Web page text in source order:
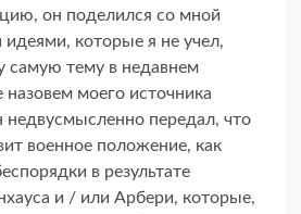
он поделился со мной
которые я не учел,
самую тему в недавнем
моего источника
недвусмысленно передал, что
военное положение, как
в результате
и / или Арбери, которые,